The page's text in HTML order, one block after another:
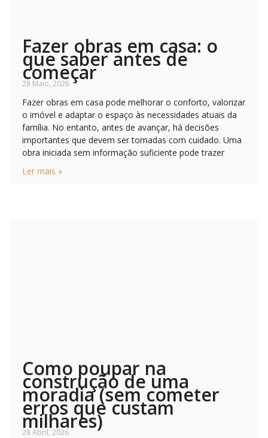
Fazer obras em casa: o
que saber antes de
começar
28 Maio, 2026
Fazer obras em casa pode melhorar o conforto, valorizar
o imóvel e adaptar o espaço às necessidades atuais da
família. No entanto, antes de avançar, há decisões
importantes que devem ser tomadas com cuidado. Uma
obra iniciada sem informação suficiente pode trazer
Ler mais »
Como poupar na
construção de uma
moradia (sem cometer
erros que custam
milhares)
28 Abril, 2026